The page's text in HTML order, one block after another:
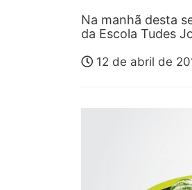
Na manhã desta
da Escola Tudes
12 de abril de